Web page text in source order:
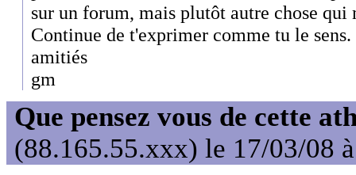
sur un forum, mais plutôt autre chose
Continue de t'exprimer comme tu le sens.
amitiés
gm
Que pensez vous de cette
(88.165.55.xxx) le 17/03/08